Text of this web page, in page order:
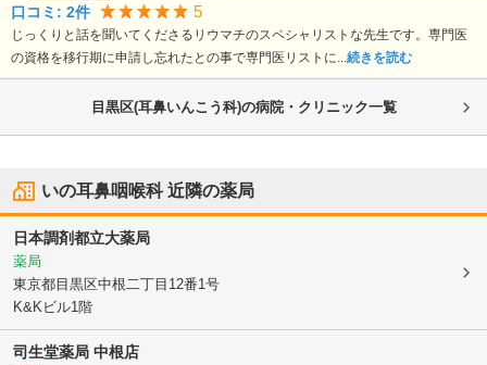
口コミ: 2件 5
じっくりと話を聞いてくださるリウマチのスペシャリストな先生です。専門医
の資格を移行期に申請し忘れたとの事で専門医リストに... 続きを読む
目黒区(耳鼻いんこう科)の病院・クリニック一覧
いの耳鼻咽喉科近隣の薬局
日本調剤都立大薬局
薬局
東京都目黒区中根二丁目12番1号
K&Kビル1階
司生堂薬局 中根店